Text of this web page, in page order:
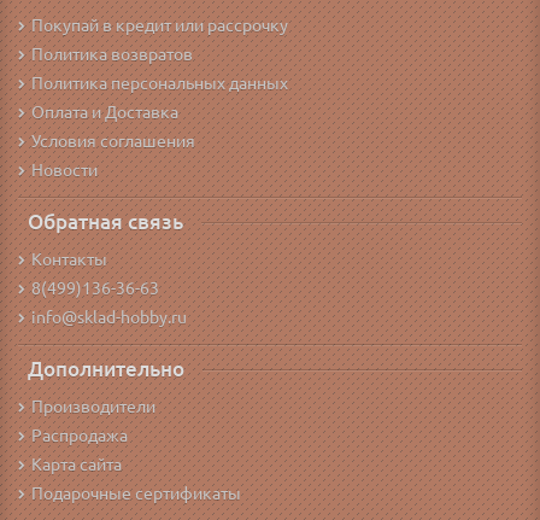
Покупай в кредит или рассрочку
Политика возвратов
Политика персональных данных
Оплата и Доставка
Условия соглашения
Новости
Обратная связь
Контакты
8(499)136-36-63
info@sklad-hobby.ru
Дополнительно
Производители
Распродажа
Карта сайта
Подарочные сертификаты